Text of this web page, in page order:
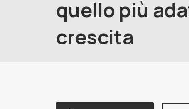
quello più
crescita